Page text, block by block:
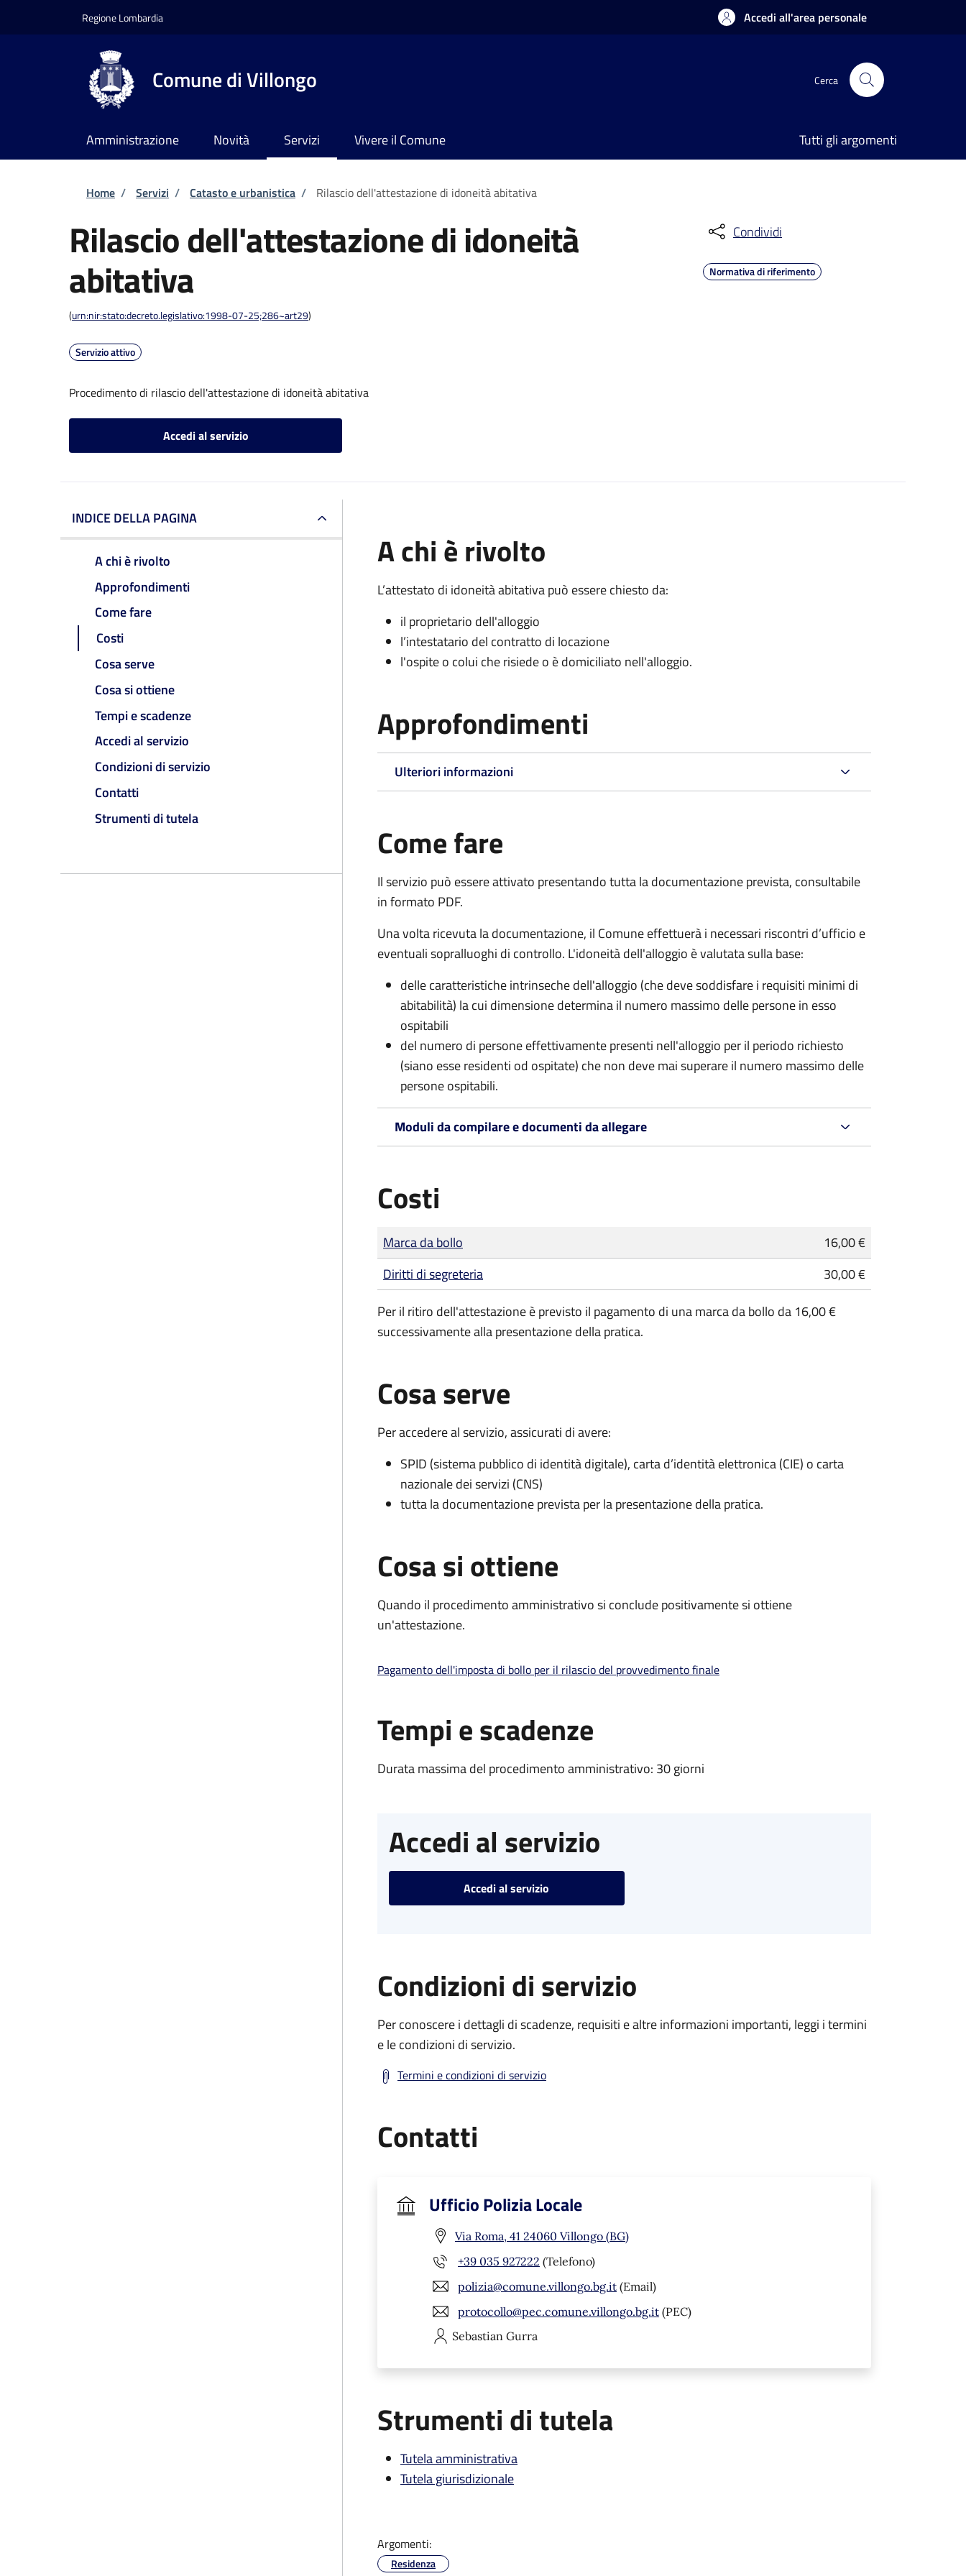
Regione Lombardia Accedi all'area personale
Comune di Villongo Cerca
Amministrazione Novità Servizi Vivere il Comune Tutti gli argomenti
Briciole di pane
Home / Servizi / Catasto e urbanistica / Rilascio dell'attestazione di idoneità abitativa
Rilascio dell'attestazione di idoneità
abitativa
(urn:nir:stato:decreto.legislativo:1998-07-25;286~art29)
Servizio attivo
Procedimento di rilascio dell'attestazione di idoneità abitativa
Accedi al servizio
Condividi
Normativa di riferimento
INDICE DELLA PAGINA
A chi è rivolto
Approfondimenti
Come fare
Costi
Cosa serve
Cosa si ottiene
Tempi e scadenze
Accedi al servizio
Condizioni di servizio
Contatti
Strumenti di tutela
A chi è rivolto
L’attestato di idoneità abitativa può essere chiesto da:
il proprietario dell'alloggio
l’intestatario del contratto di locazione
l'ospite o colui che risiede o è domiciliato nell'alloggio.
Approfondimenti
Ulteriori informazioni
Come fare
Il servizio può essere attivato presentando tutta la documentazione prevista, consultabile
in formato PDF.
Una volta ricevuta la documentazione, il Comune effettuerà i necessari riscontri d’ufficio e
eventuali sopralluoghi di controllo. L'idoneità dell'alloggio è valutata sulla base:
delle caratteristiche intrinseche dell'alloggio (che deve soddisfare i requisiti minimi di
abitabilità) la cui dimensione determina il numero massimo delle persone in esso
ospitabili
del numero di persone effettivamente presenti nell'alloggio per il periodo richiesto
(siano esse residenti od ospitate) che non deve mai superare il numero massimo delle
persone ospitabili.
Moduli da compilare e documenti da allegare
Costi
Tipo di pagamento
Importo
Marca da bollo
16,00 €
Diritti di segreteria
30,00 €
Per il ritiro dell'attestazione è previsto il pagamento di una marca da bollo da 16,00 €
successivamente alla presentazione della pratica.
Cosa serve
Per accedere al servizio, assicurati di avere:
SPID (sistema pubblico di identità digitale), carta d’identità elettronica (CIE) o carta
nazionale dei servizi (CNS)
tutta la documentazione prevista per la presentazione della pratica.
Cosa si ottiene
Quando il procedimento amministrativo si conclude positivamente si ottiene
un'attestazione.
Pagamento dell'imposta di bollo per il rilascio del provvedimento finale
Tempi e scadenze
Durata massima del procedimento amministrativo: 30 giorni
Accedi al servizio
Accedi al servizio
Condizioni di servizio
Per conoscere i dettagli di scadenze, requisiti e altre informazioni importanti, leggi i termini
e le condizioni di servizio.
Termini e condizioni di servizio
Contatti
Ufficio Polizia Locale
Via Roma, 41 24060 Villongo (BG)
+39 035 927222 (Telefono)
polizia@comune.villongo.bg.it (Email)
protocollo@pec.comune.villongo.bg.it (PEC)
Sebastian Gurra
Strumenti di tutela
Tutela amministrativa
Tutela giurisdizionale
Argomenti:
Residenza